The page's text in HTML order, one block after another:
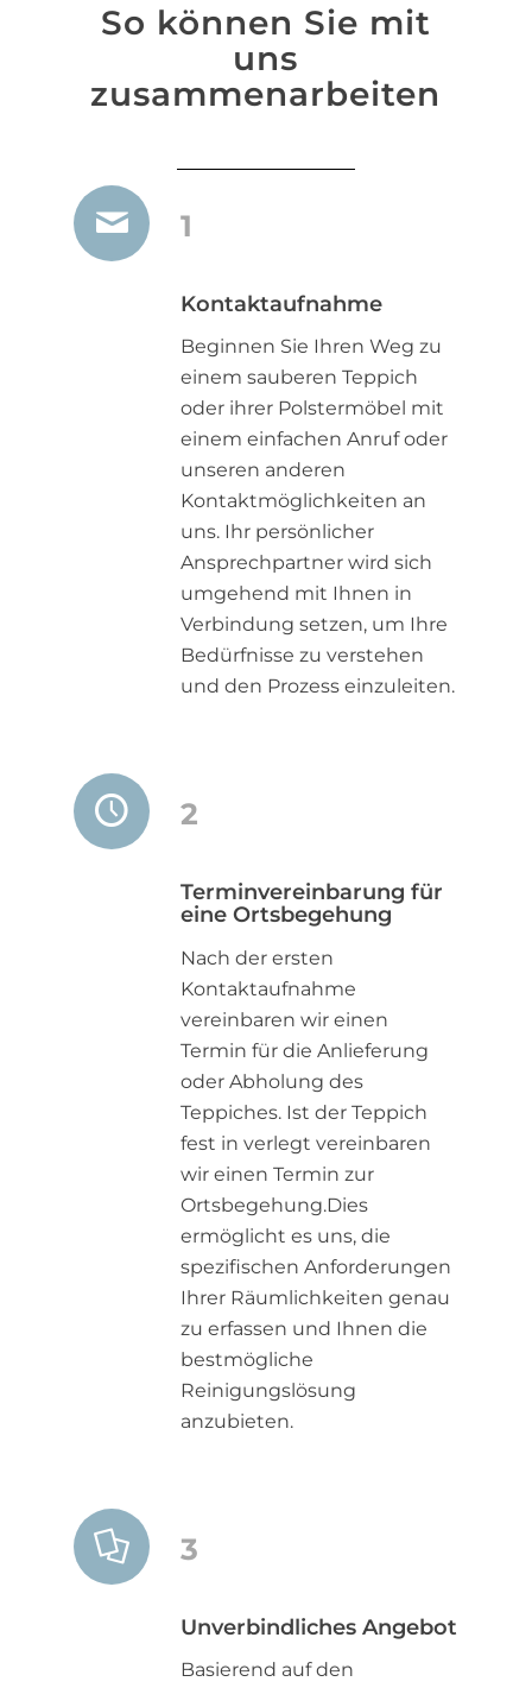
So können Sie mit
uns
zusammenarbeiten
1
Kontaktaufnahme
Beginnen Sie Ihren Weg zu
einem sauberen Teppich
oder ihrer Polstermöbel mit
einem einfachen Anruf oder
unseren anderen
Kontaktmöglichkeiten an
uns. Ihr persönlicher
Ansprechpartner wird sich
umgehend mit Ihnen in
Verbindung setzen, um Ihre
Bedürfnisse zu verstehen
und den Prozess einzuleiten.
2
Terminvereinbarung für
eine Ortsbegehung
Nach der ersten
Kontaktaufnahme
vereinbaren wir einen
Termin für die Anlieferung
oder Abholung des
Teppiches. Ist der Teppich
fest in verlegt vereinbaren
wir einen Termin zur
Ortsbegehung.Dies
ermöglicht es uns, die
spezifischen Anforderungen
Ihrer Räumlichkeiten genau
zu erfassen und Ihnen die
bestmögliche
Reinigungslösung
anzubieten.
3
Unverbindliches Angebot
Basierend auf den